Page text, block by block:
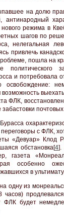
на долю
антинародный
режима в
шагов по
нелегальная
привлечь
пошла на
и потребовала
ФЛК,
с ФЛК,
«Девуар» Клод
обстановка[4].
газета
особенно
в
одну из
часов)
ФЛК будет